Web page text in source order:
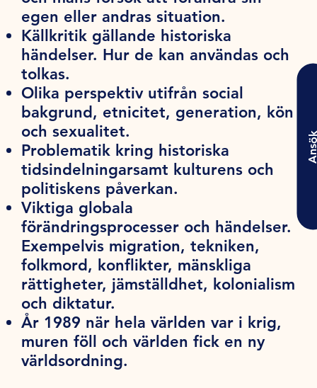
egen eller andras situation.
Källkritik gällande historiska
händelser. Hur de kan användas och
tolkas.
Olika perspektiv utifrån social
bakgrund, etnicitet, generation, kön
och sexualitet.
Problematik kring historiska
tidsindelningarsamt kulturens och
politiskens påverkan.
Viktiga globala
förändringsprocesser och händelser.
Exempelvis migration, tekniken,
folkmord, konflikter, mänskliga
rättigheter, jämställdhet, kolonialism
och diktatur.
År 1989 när hela världen var i krig,
muren föll och världen fick en ny
världsordning.